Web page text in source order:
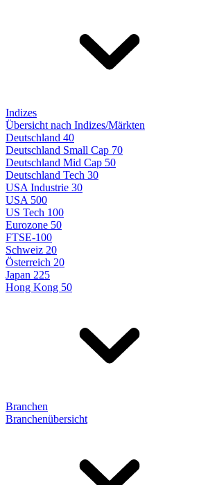
Indizes
Übersicht nach Indizes/Märkten
Deutschland 40
Deutschland Small Cap 70
Deutschland Mid Cap 50
Deutschland Tech 30
USA Industrie 30
USA 500
US Tech 100
Eurozone 50
FTSE-100
Schweiz 20
Österreich 20
Japan 225
Hong Kong 50
Branchen
Branchenübersicht